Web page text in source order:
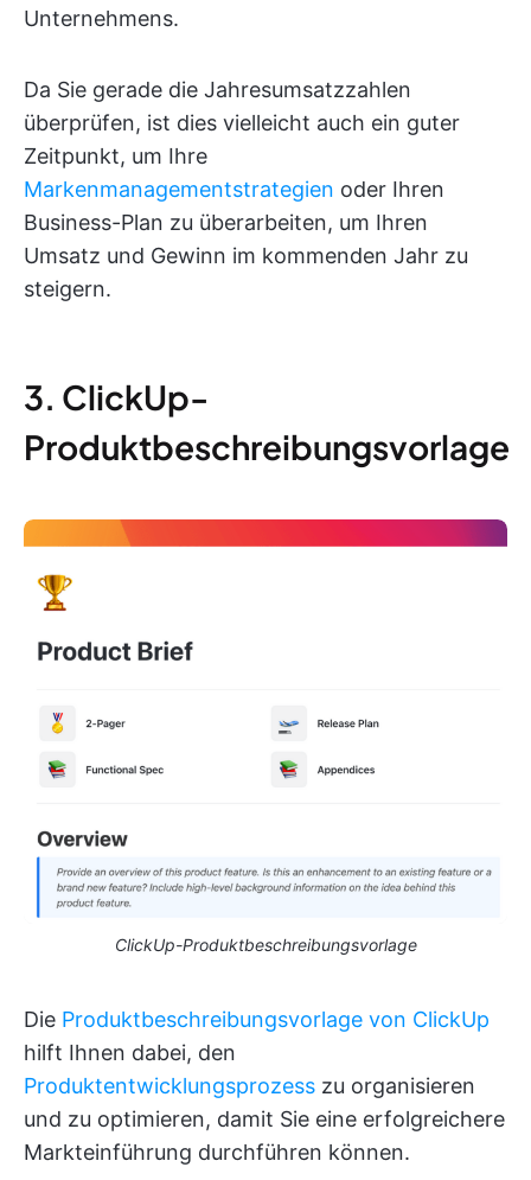
Unternehmens.
Da Sie gerade die Jahresumsatzzahlen
überprüfen, ist dies vielleicht auch ein guter
Zeitpunkt, um Ihre
Markenmanagementstrategien oder Ihren
Business-Plan zu überarbeiten, um Ihren
Umsatz und Gewinn im kommenden Jahr zu
steigern.
3. ClickUp-
Produktbeschreibungsvorlage
ClickUp-Produktbeschreibungsvorlage
Die Produktbeschreibungsvorlage von ClickUp
hilft Ihnen dabei, den
Produktentwicklungsprozess zu organisieren
und zu optimieren, damit Sie eine erfolgreichere
Markteinführung durchführen können.